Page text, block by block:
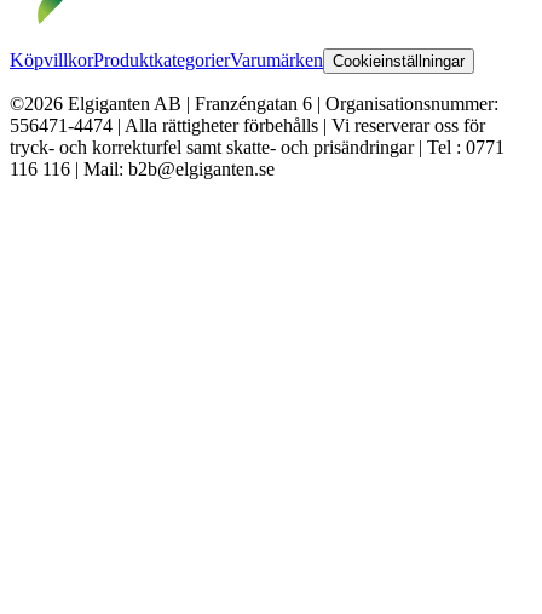
KöpvillkorProduktkategorierVarumärken Cookieinställningar
©2026 Elgiganten AB | Franzéngatan 6 | Organisationsnummer:
556471-4474 | Alla rättigheter förbehålls | Vi reserverar oss för
tryck- och korrekturfel samt skatte- och prisändringar | Tel : 0771
116 116 | Mail: b2b@elgiganten.se